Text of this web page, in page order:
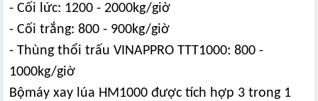
- Cối lức: 1200 - 2000kg/giờ
- Cối trắng: 800 - 900kg/giờ
- Thùng thổi trấu VINAPPRO TTT1000: 800 -
1000kg/giờ
Bộmáy xay lúa HM1000 được tích hợp 3 trong 1